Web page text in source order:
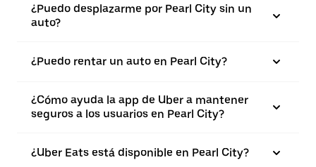
¿Puedo desplazarme por Pearl City sin un
auto?
¿Puedo rentar un auto en Pearl City?
¿Cómo ayuda la app de Uber a mantener
seguros a los usuarios en Pearl City?
¿Uber Eats está disponible en Pearl City?